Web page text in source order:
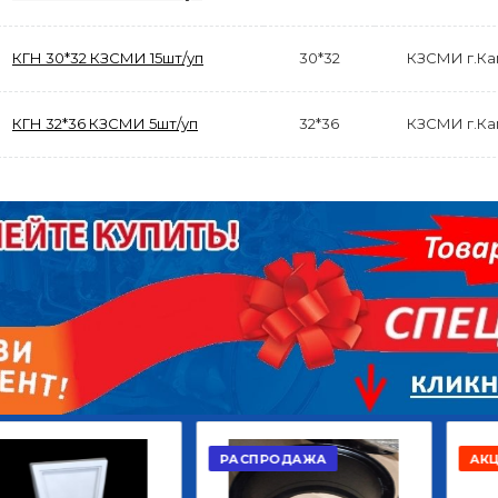
ДИСК СЦЕПЛЕНИЯ
ВЕДОМЫЙ КЛАССИК
2 422,40
В КОРЗИНУ
КРУГ ПОВОРОТНЫЙ
10*12ОТВ., Д.102*86
Г.КАЗАНЬ
29 668,20 Р
В КОРЗИНУ
КГН 30*32 КЗСМИ 15шт/уп 30*32 КЗСМИ
КГН 32*36 КЗСМИ 5шт/уп 32*36 КЗСМИ
РАСПРОДАЖА АКЦИЯ